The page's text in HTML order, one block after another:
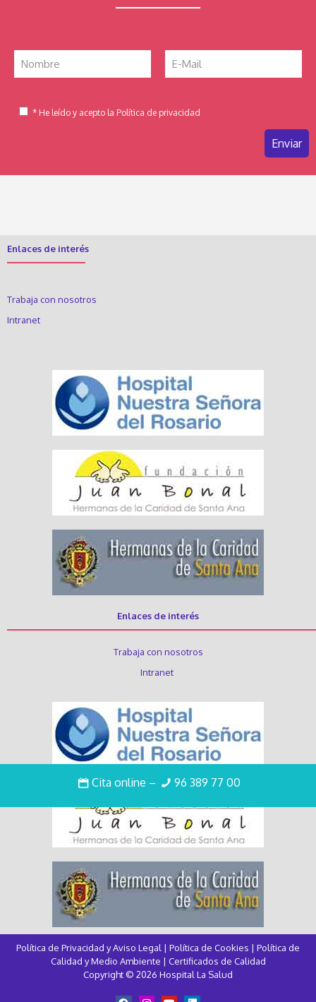
Cita online – 96 389 77 00
* He leído y acepto la Política de privacidad
Enlaces de interés
Trabaja con nosotros
Intranet
Enlaces de interés
Trabaja con nosotros
Intranet
Política de Privacidad y Aviso Legal | Política de Cookies | Política de
Calidad y Medio Ambiente | Certificados de Calidad
Copyright © 2026 Hospital La Salud